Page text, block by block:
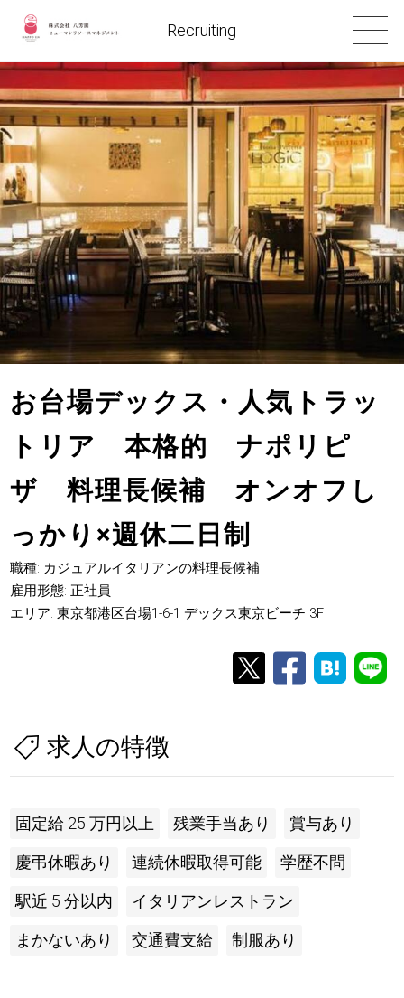
Recruiting
お台場デックス・人気トラッ
トリア 本格的 ナポリピ
ザ 料理長候補 オンオフし
っかり×週休二日制
職種: カジュアルイタリアンの料理長候補
雇用形態: 正社員
エリア: 東京都港区台場1-6-1 デックス東京ビーチ 3F
求人の特徴
固定給 25 万円以上 残業手当あり 賞与あり
慶弔休暇あり 連続休暇取得可能 学歴不問
駅近 5 分以内 イタリアンレストラン
まかないあり 交通費支給 制服あり